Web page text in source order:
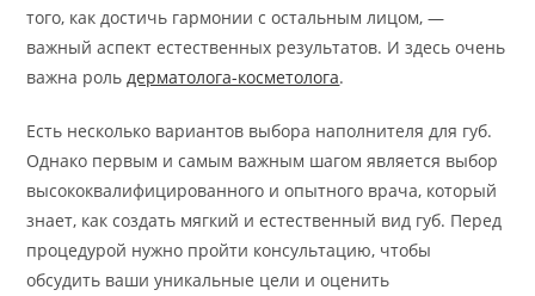
того, как достичь гармонии с остальным лицом, —
важный аспект естественных результатов. И здесь очень
важна рольдерматолога-косметолога.
Есть несколько вариантов выбора наполнителя для губ.
Однако первым и самым важным шагом является выбор
высококвалифицированного и опытного врача, который
знает, как создать мягкий и естественный вид губ. Перед
процедурой нужно пройти консультацию, чтобы
обсудить ваши уникальные цели и оценить